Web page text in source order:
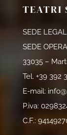
TEATRI
SEDE
SEDE
33035 –
Tel. +39 392
E-mail:
P.iva:
C.F.: